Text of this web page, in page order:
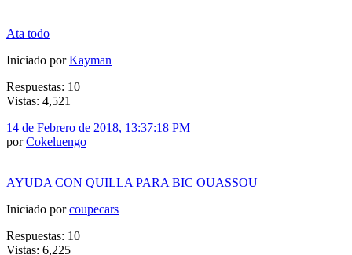
Ata todo
Iniciado porKayman
Respuestas: 10
Vistas: 4,521
14 de Febrero de 2018, 13:37:18 PM
porCokeluengo
AYUDA CON QUILLA PARA BIC OUASSOU
Iniciado porcoupecars
Respuestas: 10
Vistas: 6,225